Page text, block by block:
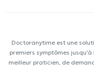
Doctoranytime est une
premiers symptômes
meilleur praticien, de